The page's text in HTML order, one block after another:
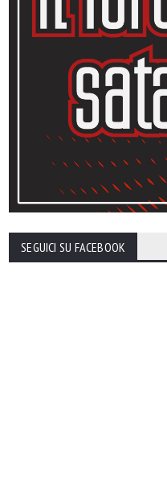
SEGUICI SU FACEBOOK